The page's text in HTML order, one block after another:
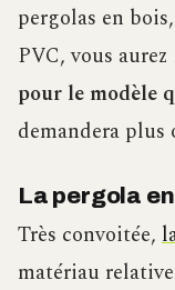
pergolas en
PVC, vous
pour le modèle
demandera plus
La pergola
Très convoitée,
matériau